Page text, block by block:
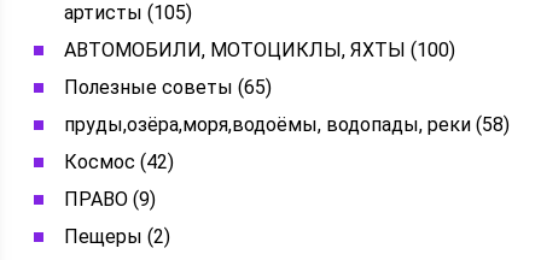
артисты (105)
АВТОМОБИЛИ, МОТОЦИКЛЫ, ЯХТЫ (100)
Полезные советы (65)
пруды,озёра,моря,водоёмы, водопады, реки (58)
Космос (42)
ПРАВО (9)
Пещеры (2)